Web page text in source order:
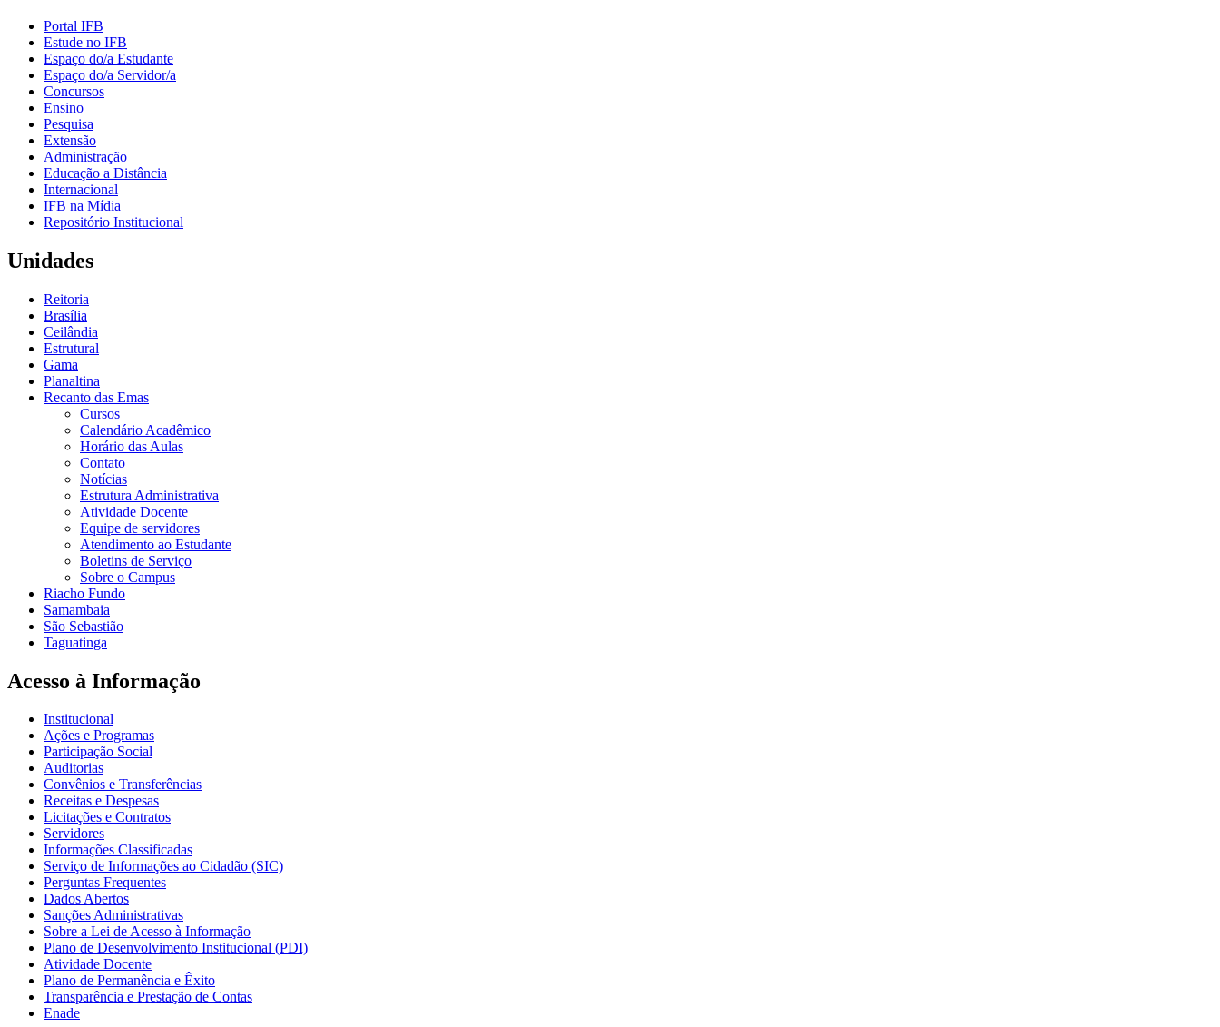
Portal IFB
Estude no IFB
Espaço do/a Estudante
Espaço do/a Servidor/a
Concursos
Ensino
Pesquisa
Extensão
Administração
Educação a Distância
Internacional
IFB na Mídia
Repositório Institucional
Unidades
Reitoria
Brasília
Ceilândia
Estrutural
Gama
Planaltina
Recanto das Emas
Cursos
Calendário Acadêmico
Horário das Aulas
Contato
Notícias
Estrutura Administrativa
Atividade Docente
Equipe de servidores
Atendimento ao Estudante
Boletins de Serviço
Sobre o Campus
Riacho Fundo
Samambaia
São Sebastião
Taguatinga
Acesso à Informação
Institucional
Ações e Programas
Participação Social
Auditorias
Convênios e Transferências
Receitas e Despesas
Licitações e Contratos
Servidores
Informações Classificadas
Serviço de Informações ao Cidadão (SIC)
Perguntas Frequentes
Dados Abertos
Sanções Administrativas
Sobre a Lei de Acesso à Informação
Plano de Desenvolvimento Institucional (PDI)
Atividade Docente
Plano de Permanência e Êxito
Transparência e Prestação de Contas
Enade